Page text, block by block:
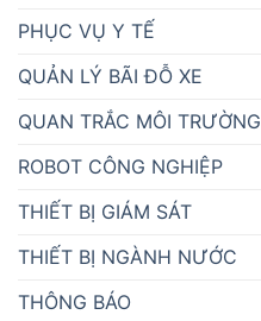
PHỤC VỤ Y TẾ
QUẢN LÝ BÃI ĐỖ XE
QUAN TRẮC MÔI TRƯỜNG
ROBOT CÔNG NGHIỆP
THIẾT BỊ GIÁM SÁT
THIẾT BỊ NGÀNH NƯỚC
THÔNG BÁO